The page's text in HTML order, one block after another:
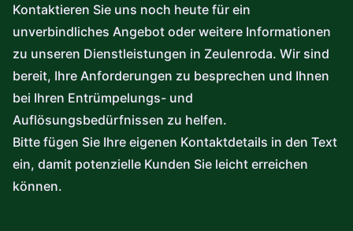
Kontaktieren Sie uns noch heute für ein
unverbindliches Angebot oder weitere Informationen
zu unseren Dienstleistungen in Zeulenroda. Wir sind
bereit, Ihre Anforderungen zu besprechen und Ihnen
bei Ihren Entrümpelungs- und
Auflösungsbedürfnissen zu helfen.
Bitte fügen Sie Ihre eigenen Kontaktdetails in den Text
ein, damit potenzielle Kunden Sie leicht erreichen
können.